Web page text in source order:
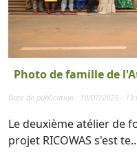
Photo de famille de
Date de publication : 10/07/2025 -
Le deuxième atélier de
projet RICOWAS s'est